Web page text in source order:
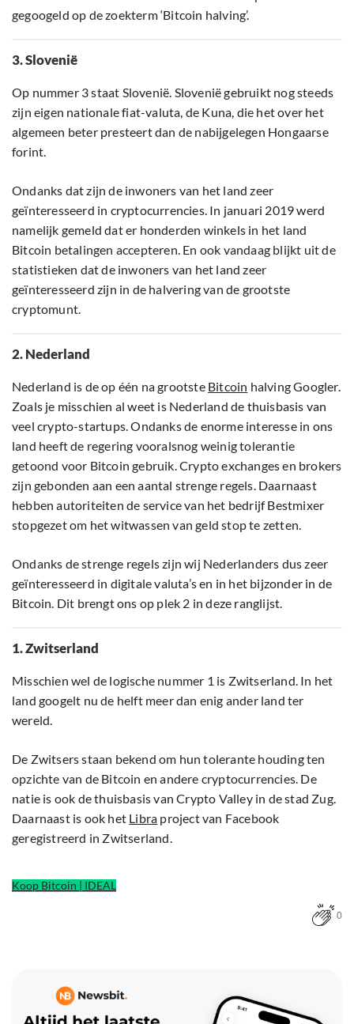
gegoogeld op de zoekterm ‘Bitcoin halving’.
3. Slovenië
Op nummer 3 staat Slovenië. Slovenië gebruikt nog steeds
zijn eigen nationale fiat-valuta, de Kuna, die het over het
algemeen beter presteert dan de nabijgelegen Hongaarse
forint.
Ondanks dat zijn de inwoners van het land zeer
geïnteresseerd in cryptocurrencies. In januari 2019 werd
namelijk gemeld dat er honderden winkels in het land
Bitcoin betalingen accepteren. En ook vandaag blijkt uit de
statistieken dat de inwoners van het land zeer
geïnteresseerd zijn in de halvering van de grootste
cryptomunt.
2. Nederland
Nederland is de op één na grootste Bitcoin halving Googler.
Zoals je misschien al weet is Nederland de thuisbasis van
veel crypto-startups. Ondanks de enorme interesse in ons
land heeft de regering vooralsnog weinig tolerantie
getoond voor Bitcoin gebruik. Crypto exchanges en brokers
zijn gebonden aan een aantal strenge regels. Daarnaast
hebben autoriteiten de service van het bedrijf Bestmixer
stopgezet om het witwassen van geld stop te zetten.
Ondanks de strenge regels zijn wij Nederlanders dus zeer
geïnteresseerd in digitale valuta’s en in het bijzonder in de
Bitcoin. Dit brengt ons op plek 2 in deze ranglijst.
1. Zwitserland
Misschien wel de logische nummer 1 is Zwitserland. In het
land googelt nu de helft meer dan enig ander land ter
wereld.
De Zwitsers staan bekend om hun tolerante houding ten
opzichte van de Bitcoin en andere cryptocurrencies. De
natie is ook de thuisbasis van Crypto Valley in de stad Zug.
Daarnaast is ook het Libra project van Facebook
geregistreerd in Zwitserland.
Koop Bitcoin | IDEAL
0